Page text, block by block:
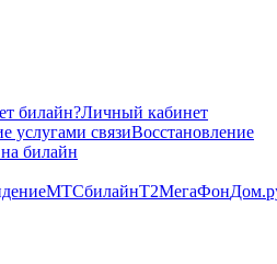
билайн?Личный кабинет
услугами связиВосстановление
билайн
МТСбилайнТ2МегаФон